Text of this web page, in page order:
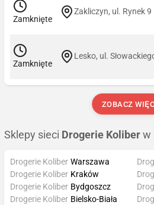
Zamknięte
Zakliczyn, ul. Rynek 9
Zamknięte
Lesko, ul.
ZOBACZ
Sklepy sieci Drogerie Koliber w
Drogerie Koliber Warszawa
Drogerie Koliber Kraków
Drogerie Koliber Bydgoszcz
Drogerie Koliber Bielsko-Biała